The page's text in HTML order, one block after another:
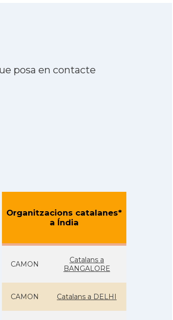
posa en contacte
Organitzacions catalanes*
a Índia
CAMON
Catalans a
BANGALORE
CAMON Catalans a DELHI